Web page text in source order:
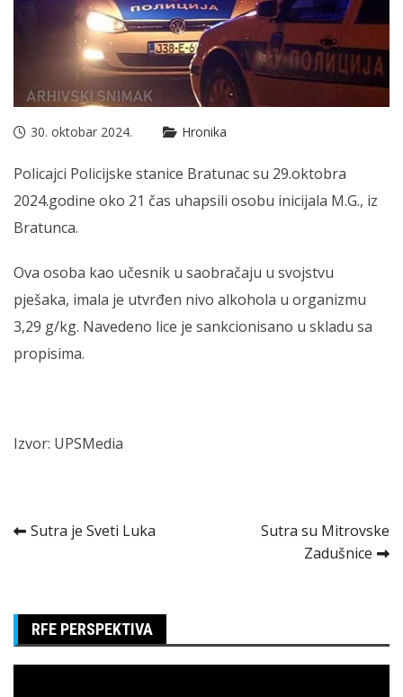
30. oktobar 2024. Hronika
Policajci Policijske stanice Bratunac su 29.oktobra
2024.godine oko 21 čas uhapsili osobu inicijala M.G., iz
Bratunca.
Ova osoba kao učesnik u saobračaju u svojstvu
pješaka, imala je utvrđen nivo alkohola u organizmu
3,29 g/kg. Navedeno lice je sankcionisano u skladu sa
propisima.
Izvor: UPSMedia
Kretanje
Sutra je Sveti Luka
Sutra su Mitrovske
Zadušnice
RFE PERSPEKTIVA